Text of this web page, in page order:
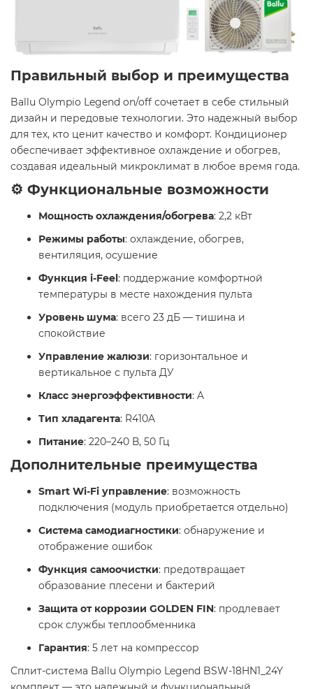
Правильный выбор и преимущества
Ballu Olympio Legend on/off сочетает в себе стильный
дизайн и передовые технологии. Это надежный выбор
для тех, кто ценит качество и комфорт. Кондиционер
обеспечивает эффективное охлаждение и обогрев,
создавая идеальный микроклимат в любое время года.​
⚙️ Функциональные возможности
Мощность охлаждения/обогрева: 2,2 кВт
Режимы работы: охлаждение, обогрев,
вентиляция, осушение
Функция i-Feel: поддержание комфортной
температуры в месте нахождения пульта
Уровень шума: всего 23 дБ — тишина и
спокойствие
Управление жалюзи: горизонтальное и
вертикальное с пульта ДУ
Класс энергоэффективности: A
Тип хладагента: R410A
Питание: 220–240 В, 50 Гц​
Дополнительные преимущества
Smart Wi-Fi управление: возможность
подключения (модуль приобретается отдельно)
Система самодиагностики: обнаружение и
отображение ошибок
Функция самоочистки: предотвращает
образование плесени и бактерий
Защита от коррозии GOLDEN FIN: продлевает
срок службы теплообменника
Гарантия: 5 лет на компрессор​
Сплит-система Ballu Olympio Legend BSW-18HN1_24Y